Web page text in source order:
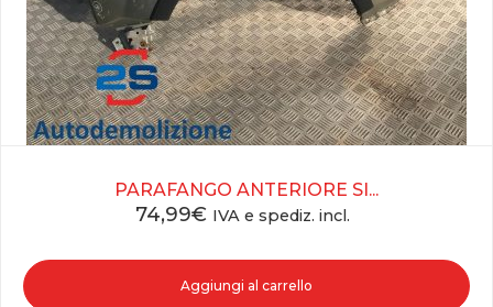
PARAFANGO ANTERIORE SI...
74,99€ IVA e spediz. incl.
Aggiungi al carrello